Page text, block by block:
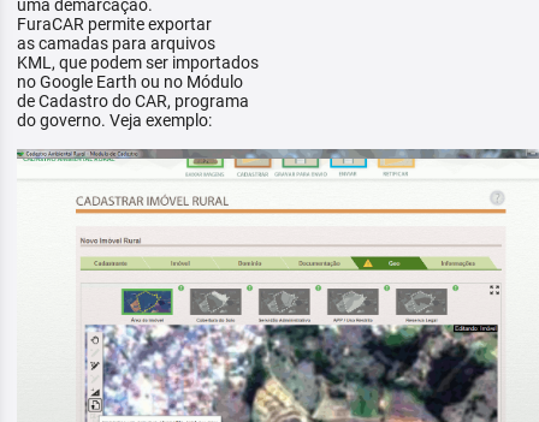
uma demarcação.
FuraCAR permite exportar
as camadas para arquivos
KML, que podem ser importados
no Google Earth ou no Módulo
de Cadastro do CAR, programa
do governo. Veja exemplo: